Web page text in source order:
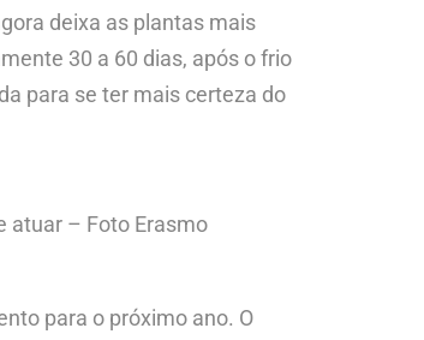
deixa as plantas mais
30 a 60 dias, após o frio
para se ter mais certeza do
atuar – Foto Erasmo
para o próximo ano. O